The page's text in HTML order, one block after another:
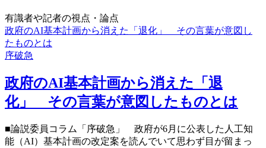
有識者や記者の視点・論点
政府のAI基本計画から消えた「退化」 その言葉が意図し
たものとは
序破急
政府のAI基本計画から消えた「退
化」 その言葉が意図したものとは
■論説委員コラム「序破急」 政府が6月に公表した人工知
能（AI）基本計画の改定案を読んでいて思わず目が留まっ